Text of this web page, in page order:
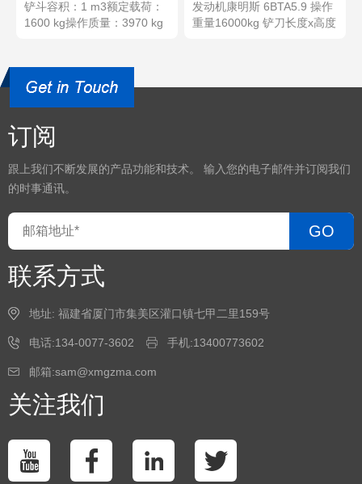
铲斗容积：1 m3额定载荷：
1600 kg操作质量：3970 kg
发动机康明斯 6BTA5.9 操作
重量16000kg 铲刀长度x高度
订阅
跟上我们不断发展的产品功能和技术。 输入您的电子邮件并订阅我们
的时事通讯。
GO
联系方式
地址: 福建省厦门市集美区灌口镇七甲二里159号
电话:134-0077-3602 手机:13400773602
邮箱:sam@xmgzma.com
关注我们